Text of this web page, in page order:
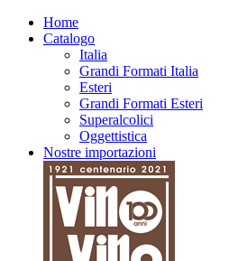
Home
Catalogo
Italia
Grandi Formati Italia
Esteri
Grandi Formati Esteri
Superalcolici
Oggettistica
Nostre importazioni